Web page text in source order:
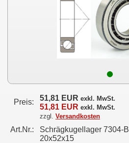
Preis: 51,81 EUR exkl. MwSt.
51,81 EUR exkl. MwSt.
zzgl. Versandkosten
Art.Nr.:
Schrägkugellager 7304-
20x52x15